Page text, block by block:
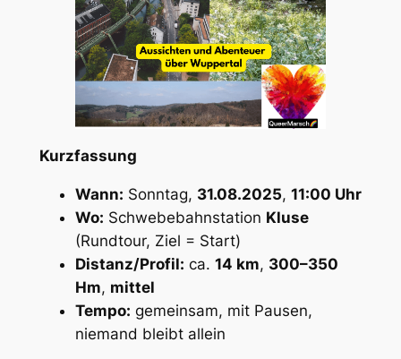
Kurzfassung
Wann: Sonntag, 31.08.2025, 11:00 Uhr
Wo: Schwebebahnstation Kluse
(Rundtour, Ziel = Start)
Distanz/Profil: ca. 14 km, 300–350
Hm, mittel
Tempo: gemeinsam, mit Pausen,
niemand bleibt allein